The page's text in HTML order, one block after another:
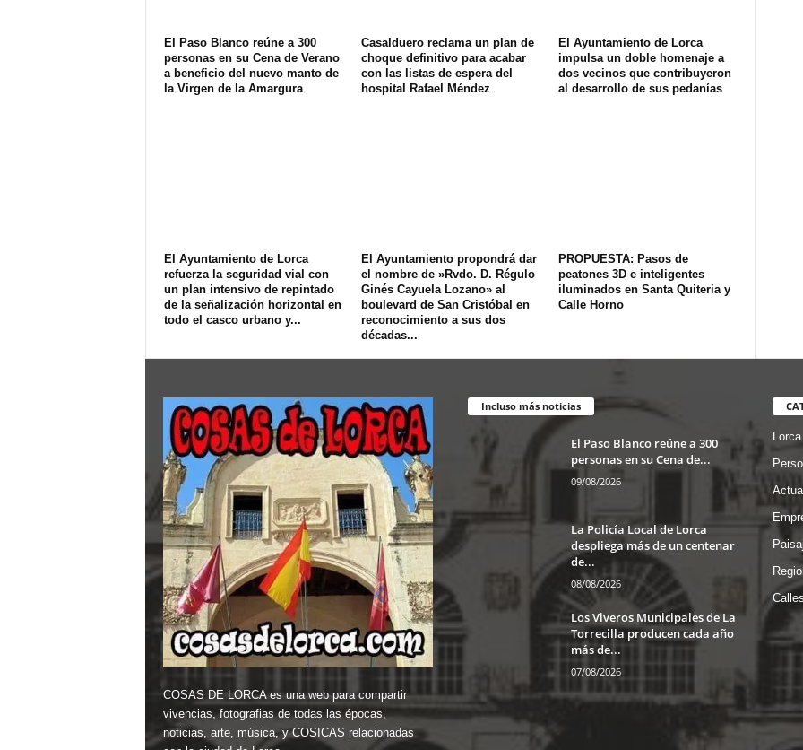
El Paso Blanco reúne a 300
personas en su Cena de Verano
a beneficio del nuevo manto de
la Virgen de la Amargura
Casalduero reclama un plan de
choque definitivo para acabar
con las listas de espera del
hospital Rafael Méndez
El Ayuntamiento de Lorca
impulsa un doble homenaje a
dos vecinos que contribuyeron
al desarrollo de sus pedanías
El Ayuntamiento de Lorca
refuerza la seguridad vial con
un plan intensivo de repintado
de la señalización horizontal en
todo el casco urbano y...
El Ayuntamiento propondrá dar
el nombre de »Rvdo. D. Régulo
Ginés Cayuela Lozano» al
boulevard de San Cristóbal en
reconocimiento a sus dos
décadas...
PROPUESTA: Pasos de
peatones 3D e inteligentes
iluminados en Santa Quiteria y
Calle Horno
COSAS DE LORCA es una web para compartir
vivencias, fotografias de todas las épocas,
noticias, arte, música, y COSICAS relacionadas
Incluso más noticias
El Paso Blanco reúne a 300
personas en su Cena de...
09/08/2026
La Policía Local de Lorca
despliega más de un centenar
de...
08/08/2026
Los Viveros Municipales de La
Torrecilla producen cada año
más de...
07/08/2026
Lorca